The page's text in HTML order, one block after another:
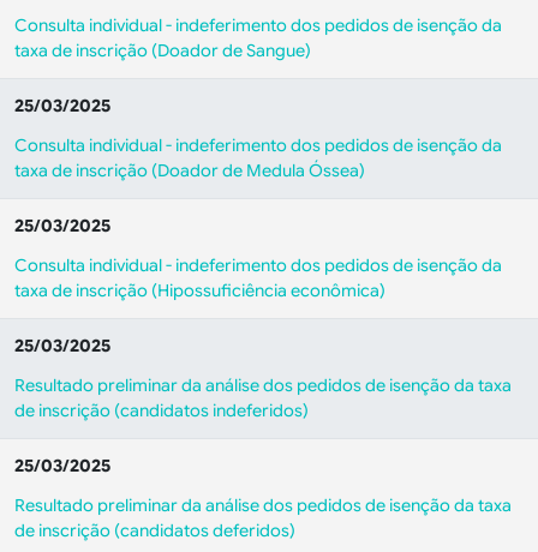
Consulta individual - indeferimento dos pedidos de isenção da
taxa de inscrição (Doador de Sangue)
25/03/2025
Consulta individual - indeferimento dos pedidos de isenção da
taxa de inscrição (Doador de Medula Óssea)
25/03/2025
Consulta individual - indeferimento dos pedidos de isenção da
taxa de inscrição (Hipossuficiência econômica)
25/03/2025
Resultado preliminar da análise dos pedidos de isenção da taxa
de inscrição (candidatos indeferidos)
25/03/2025
Resultado preliminar da análise dos pedidos de isenção da taxa
de inscrição (candidatos deferidos)